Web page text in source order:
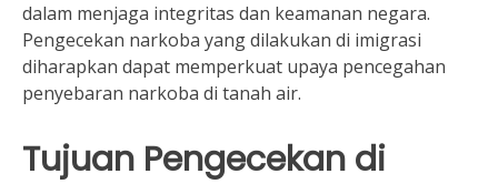
dalam menjaga integritas dan keamanan negara.
Pengecekan narkoba yang dilakukan di imigrasi
diharapkan dapat memperkuat upaya pencegahan
penyebaran narkoba di tanah air.
Tujuan Pengecekan di